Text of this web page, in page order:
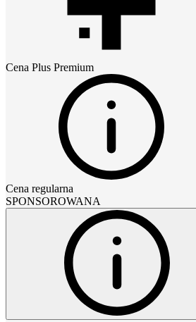
Cena Plus Premium
Cena regularna
SPONSOROWANA